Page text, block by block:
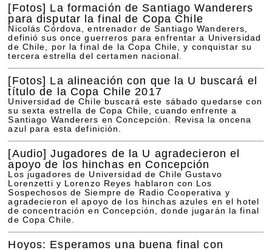
[Fotos] La formación de Santiago Wanderers
para disputar la final de Copa Chile
Nicolás Córdova, entrenador de Santiago Wanderers,
definió sus once guerreros para enfrentar a Universidad
de Chile, por la final de la Copa Chile, y conquistar su
tercera estrella del certamen nacional.
[Fotos] La alineación con que la U buscará el
título de la Copa Chile 2017
Universidad de Chile buscará este sábado quedarse con
su sexta estrella de Copa Chile, cuando enfrente a
Santiago Wanderers en Concepción. Revisa la oncena
azul para esta definición.
[Audio] Jugadores de la U agradecieron el
apoyo de los hinchas en Concepción
Los jugadores de Universidad de Chile Gustavo
Lorenzetti y Lorenzo Reyes hablaron con Los
Sospechosos de Siempre de Radio Cooperativa y
agradecieron el apoyo de los hinchas azules en el hotel
de concentración en Concepción, donde jugarán la final
de Copa Chile.
Hoyos: Esperamos una buena final con